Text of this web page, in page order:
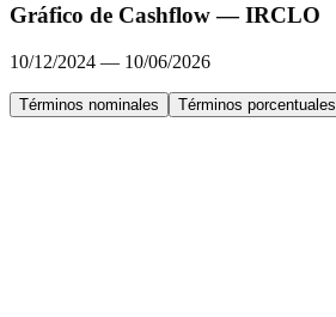
Gráfico de Cashflow —IRCLO
10/12/2024 — 10/06/2026
Términos nominales Términos porcentuales